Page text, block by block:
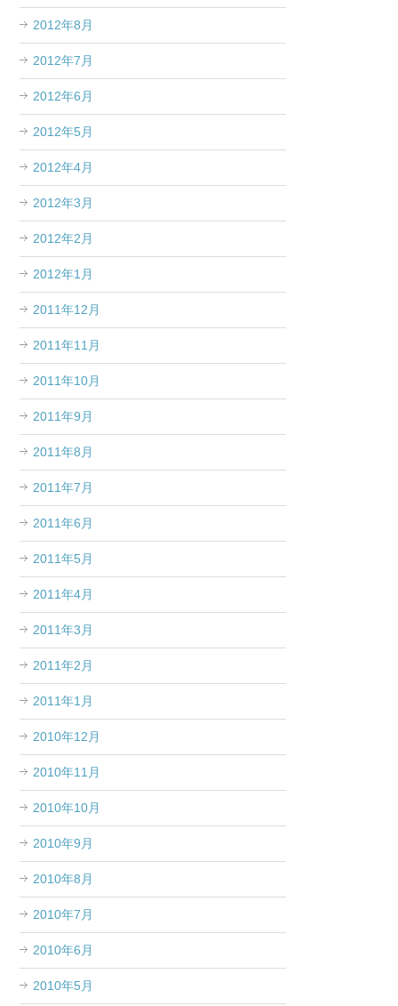
2012年8月
2012年7月
2012年6月
2012年5月
2012年4月
2012年3月
2012年2月
2012年1月
2011年12月
2011年11月
2011年10月
2011年9月
2011年8月
2011年7月
2011年6月
2011年5月
2011年4月
2011年3月
2011年2月
2011年1月
2010年12月
2010年11月
2010年10月
2010年9月
2010年8月
2010年7月
2010年6月
2010年5月